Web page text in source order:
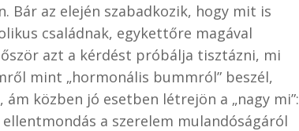
Bár az elején szabadkozik, hogy mit is
családnak, egykettőre magával
azt a kérdést próbálja tisztázni, mi
mint „hormonális bummról” beszél,
közben jó esetben létrejön a „nagy mi”:
a szerelem mulandóságáról